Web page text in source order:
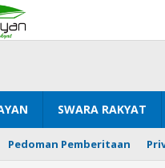
SWARA RAKYAT
Pedoman Pemberitaan